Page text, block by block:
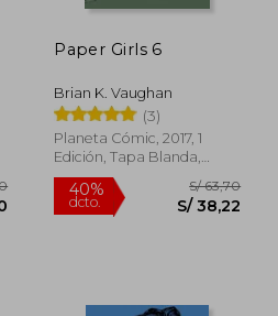
Paper Girls 6
Brian K. Vaughan
(3)
Planeta Cómic, 2017, 1
Edición, Tapa Blanda,
Nuevo